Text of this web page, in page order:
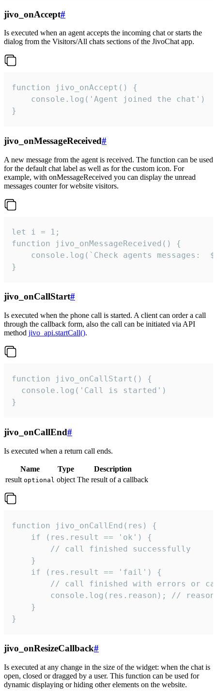
jivo_onAccept#
Is executed when an agent accepts the incoming chat or starts the
dialog from the Visitors/All chats sections of the JivoChat app.
function jivo_onAccept() {
}
jivo_onMessageReceived#
A new message from the agent is received. The function can be used
for the default chat label as well as for the custom icon. For
example, with onMessageReceived you can display the unread
messages counter for website visitors.
let i = 1;
function jivo_onMessageReceived() {
}
jivo_onCallStart#
Is executed when the phone call is started. A client can order a call
through the callback form, also the call can be initiated via API
method jivo_api.startCall().
function jivo_onCallStart() {
  console.log('Call is started')
}
jivo_onCallEnd#
Is executed when a return call ends.
Name Type
Description
result optional object The result of a callback
function jivo_onCallEnd(res) {
    if (res.result == 'ok') {
        // call finished successfully
    }
    if (res.result == 'fail') {
// call finished with errors or
console.log(res.reason); //
    }
}
jivo_onResizeCallback#
Is executed at any change in the size of the widget: when the chat is
open, closed or dragged by a user. This function can be used for
dynamic displaying or hiding other elements on the website.